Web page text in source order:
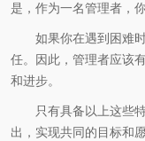
是，作为一名管理者，
如果你在遇到困难
任。因此，管理者应该
和进步。
只有具备以上这些
出，实现共同的目标和愿